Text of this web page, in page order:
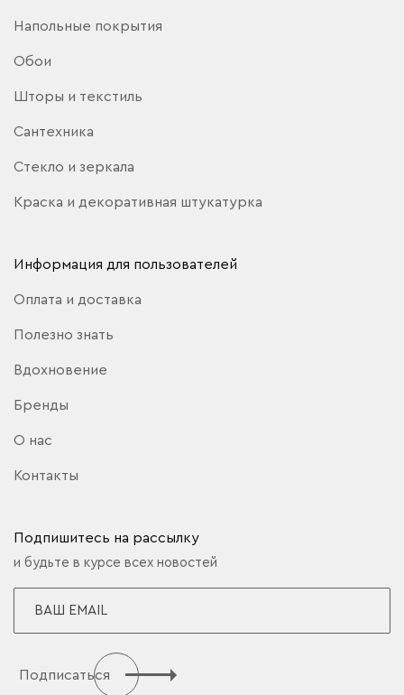
Напольные покрытия
Обои
Шторы и текстиль
Сантехника
Стекло и зеркала
Краска и декоративная штукатурка
Информация для пользователей
Оплата и доставка
Полезно знать
Вдохновение
Бренды
О нас
Контакты
Подпишитесь на рассылку
и будьте в курсе всех новостей
Подписаться